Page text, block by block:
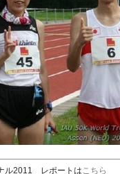
ル2011 レポートはこちら